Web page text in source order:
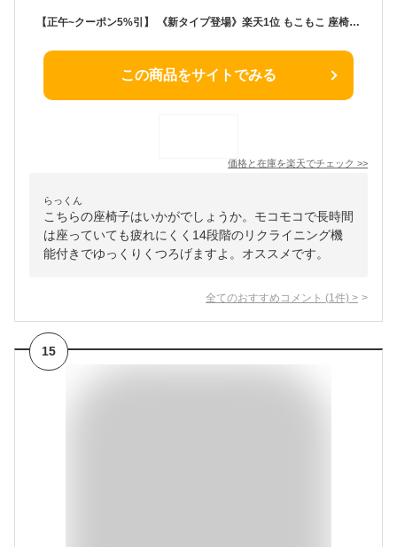
【正午~クーポン5%引】 《新タイプ登場》楽天1位 もこもこ 座椅子 リクライニング 14段階 リクライニング座椅子 リクライニングチェア リラックスチェア フロアチェア チェア チェアー 椅子 コンパクト 軽量 こたつ用 背もたれ 折り畳み 持ち運び おしゃれ 可愛い
この商品をサイトでみる
価格と在庫を楽天でチェック >>
らっくん
こちらの座椅子はいかがでしょうか。モコモコで長時間
は座っていても疲れにくく14段階のリクライニング機
能付きでゆっくりくつろげますよ。オススメです。
全てのおすすめコメント (1 件) >
15